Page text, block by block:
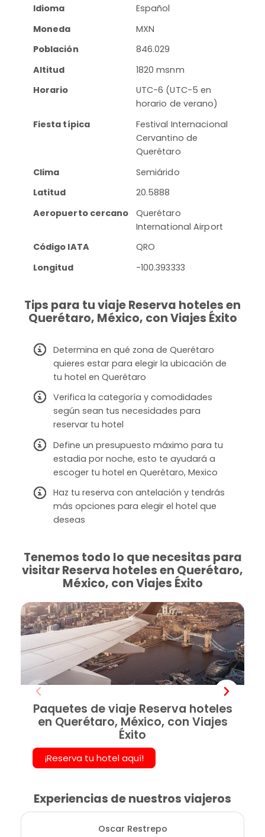
Idioma
Español
Moneda
MXN
Población
846.029
Altitud
1820 msnm
Horario
UTC-6 (UTC-5 en
horario de verano)
Fiesta típica
Festival Internacional
Cervantino de
Querétaro
Clima
Semiárido
Latitud
20.5888
Aeropuerto cercano
Querétaro
International Airport
Código IATA
QRO
Longitud
-100.393333
Tips para tu viaje Reserva hoteles en
Querétaro, México, con Viajes Éxito
Determina en qué zona de Querétaro
quieres estar para elegir la ubicación de
tu hotel en Querétaro
Verifica la categoría y comodidades
según sean tus necesidades para
reservar tu hotel
Define un presupuesto máximo para tu
estadia por noche, esto te ayudará a
escoger tu hotel en Querétaro, Mexico
Haz tu reserva con antelación y tendrás
más opciones para elegir el hotel que
deseas
Tenemos todo lo que necesitas para
visitar Reserva hoteles en Querétaro,
México, con Viajes Éxito
Paquetes de viaje Reserva hoteles
en Querétaro, México, con Viajes
Éxito
¡Reserva tu hotel aquí!
Experiencias de nuestros viajeros
Oscar Restrepo